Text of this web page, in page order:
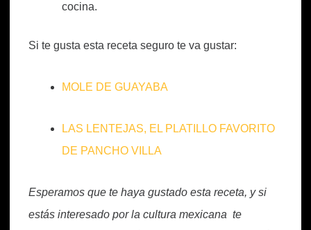
cocina.
Si te gusta esta receta seguro te va gustar:
MOLE DE GUAYABA
LAS LENTEJAS, EL PLATILLO FAVORITO
DE PANCHO VILLA
Esperamos que te haya gustado esta receta, y si
estás interesado por la cultura mexicana te